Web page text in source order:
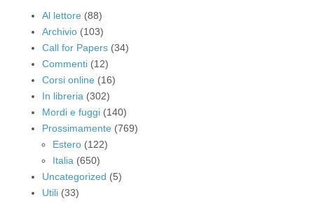
Al lettore (88)
Archivio (103)
Call for Papers (34)
Commenti (12)
Corsi online (16)
In libreria (302)
Mordi e fuggi (140)
Prossimamente (769)
Estero (122)
Italia (650)
Uncategorized (5)
Utili (33)